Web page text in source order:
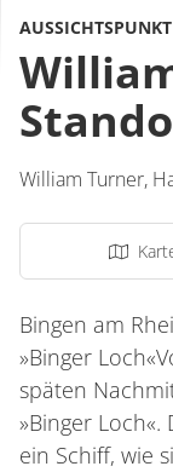
AUSSICHTSPUNKT
William Turner,
Bingen am
»Binger
späten
»Binger
ein Schiff, wie